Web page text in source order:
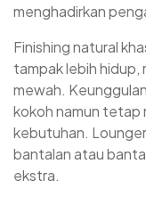
menghadirkan
Finishing natural
tampak lebih hidup,
mewah.
kokoh namun tetap
kebutuhan.
bantalan atau
ekstra.